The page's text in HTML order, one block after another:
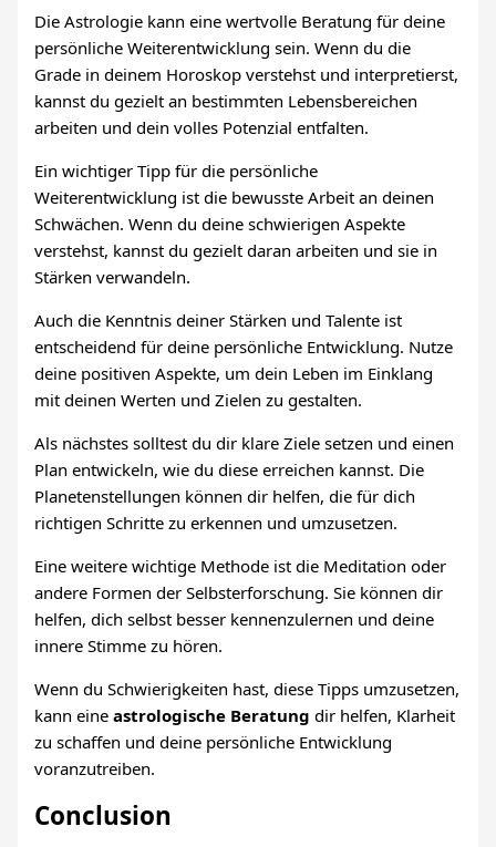
Die Astrologie kann eine wertvolle Beratung für deine
persönliche Weiterentwicklung sein. Wenn du die
Grade in deinem Horoskop verstehst und interpretierst,
kannst du gezielt an bestimmten Lebensbereichen
arbeiten und dein volles Potenzial entfalten.
Ein wichtiger Tipp für die persönliche
Weiterentwicklung ist die bewusste Arbeit an deinen
Schwächen. Wenn du deine schwierigen Aspekte
verstehst, kannst du gezielt daran arbeiten und sie in
Stärken verwandeln.
Auch die Kenntnis deiner Stärken und Talente ist
entscheidend für deine persönliche Entwicklung. Nutze
deine positiven Aspekte, um dein Leben im Einklang
mit deinen Werten und Zielen zu gestalten.
Als nächstes solltest du dir klare Ziele setzen und einen
Plan entwickeln, wie du diese erreichen kannst. Die
Planetenstellungen können dir helfen, die für dich
richtigen Schritte zu erkennen und umzusetzen.
Eine weitere wichtige Methode ist die Meditation oder
andere Formen der Selbsterforschung. Sie können dir
helfen, dich selbst besser kennenzulernen und deine
innere Stimme zu hören.
Wenn du Schwierigkeiten hast, diese Tipps umzusetzen,
kann eineastrologische Beratung dir helfen, Klarheit
zu schaffen und deine persönliche Entwicklung
voranzutreiben.
Conclusion